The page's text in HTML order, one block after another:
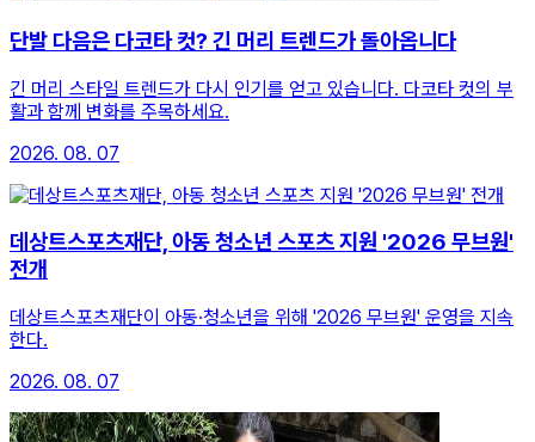
단발 다음은 다코타 컷? 긴 머리 트렌드가 돌아옵니다
긴 머리 스타일 트렌드가 다시 인기를 얻고 있습니다. 다코타 컷의 부
활과 함께 변화를 주목하세요.
2026. 08. 07
데상트스포츠재단, 아동 청소년 스포츠 지원 '2026 무브원'
전개
데상트스포츠재단이 아동·청소년을 위해 '2026 무브원' 운영을 지속
한다.
2026. 08. 07